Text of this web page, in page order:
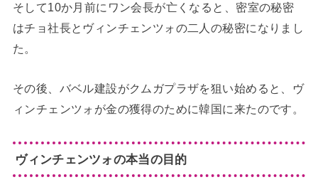
そして10か月前にワン会長が亡くなると、密室の秘密
はチョ社長とヴィンチェンツォの二人の秘密になりまし
た。
その後、バベル建設がクムガプラザを狙い始めると、ヴ
ィンチェンツォが金の獲得のために韓国に来たのです。
ヴィンチェンツォの本当の目的